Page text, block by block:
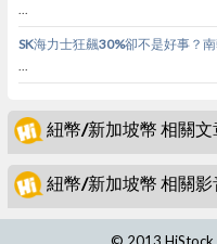
...
SK海力士狂飆30%卻不是好事？
...
紐幣/新加坡幣 相關文
紐幣/新加坡幣 相關影